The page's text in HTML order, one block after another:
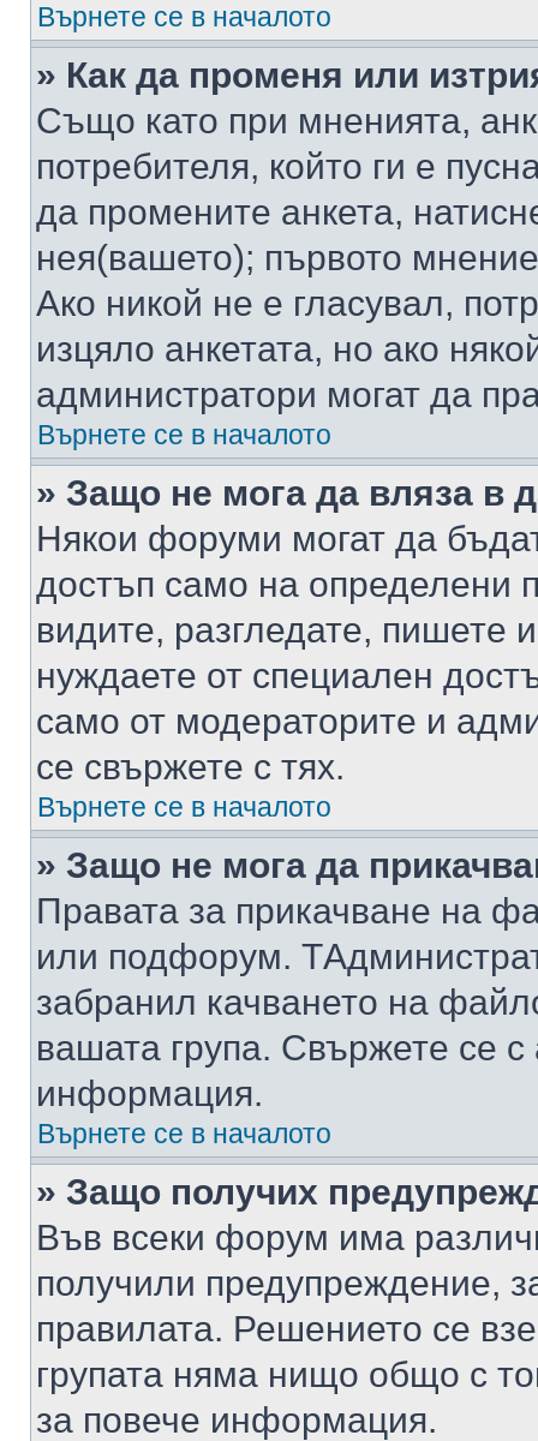
Върнете се в началото
» Как да променя или
Също като при мненията,
потребителя, който ги е
да промените анкета,
нея(вашето); първото
Ако никой не е гласувал,
изцяло анкетата, но ако
администратори могат да
Върнете се в началото
» Защо не мога да вляза в
Някои форуми могат да
достъп само на определени
видите, разгледате, пишете
нуждаете от специален
само от модераторите и
се свържете с тях.
Върнете се в началото
» Защо не мога да
Правата за прикачване на
или подфорум.
забранил качването на
вашата група. Свържете се
информация.
Върнете се в началото
» Защо получих
Във всеки форум има
получили предупреждение,
правилата. Решението се
групата няма нищо общо с
за повече информация.